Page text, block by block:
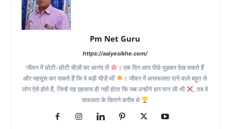
Pm Net Guru
https://aaiyesikhe.com/
जीवन में छोटी-छोटी चीज़ों का आनंद लें
। एक दिन आप पीछे मुड़कर देख सकते हैं
और महसूस कर सकते हैं कि वे बड़ी चीज़ें थीं
। जीवन में असफलता पाने वाले बहुत से
लोग ऐसे होते हैं, जिन्हें यह एहसास ही नहीं होता कि जब उन्होंने हार मान ली थी
, तब वे
सफलता के कितने करीब थे